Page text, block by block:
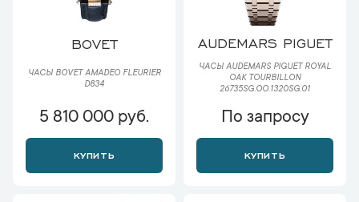
BOVET
ЧАСЫ BOVET AMADEO FLEURIER
D834
5 810 000 руб.
КУПИТЬ
AUDEMARS PIGUET
ЧАСЫ AUDEMARS PIGUET ROYAL
OAK TOURBILLON
26735SG.OO.1320SG.01
По запросу
КУПИТЬ